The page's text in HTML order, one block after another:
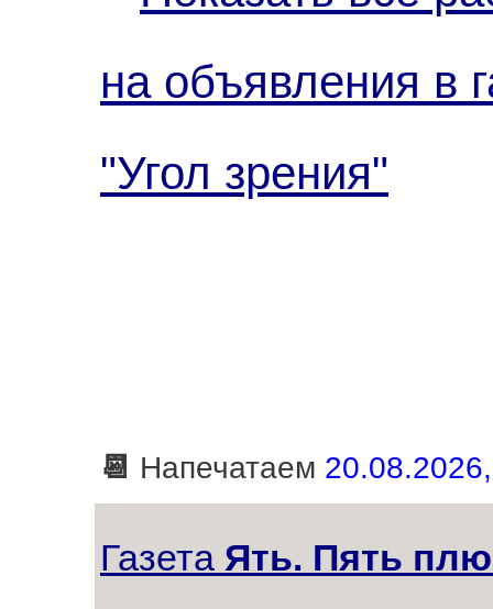
на объявления в
"Угол зрения"
📆 Напечатаем
Газета Ять. Пять